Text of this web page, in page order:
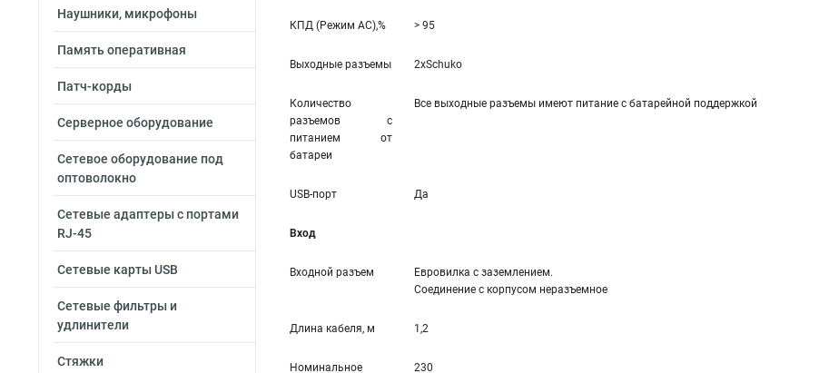
Наушники, микрофоны
Память оперативная
Патч-корды
Серверное оборудование
Сетевое оборудование под
оптоволокно
Сетевые адаптеры с портами
RJ-45
Сетевые карты USB
Сетевые фильтры и
удлинители
Стяжки
КПД (Режим AC),% > 95
Выходные разъемы 2xSchuko
Количество
разъемов с
питанием от
батареи
Все выходные разъемы имеют питание с батарейной поддержкой
USB-порт Да
Вход
Входной разъем
Евровилка с заземлением.
Соединение с корпусом неразъемное
Длина кабеля, м 1,2
Номинальное
230